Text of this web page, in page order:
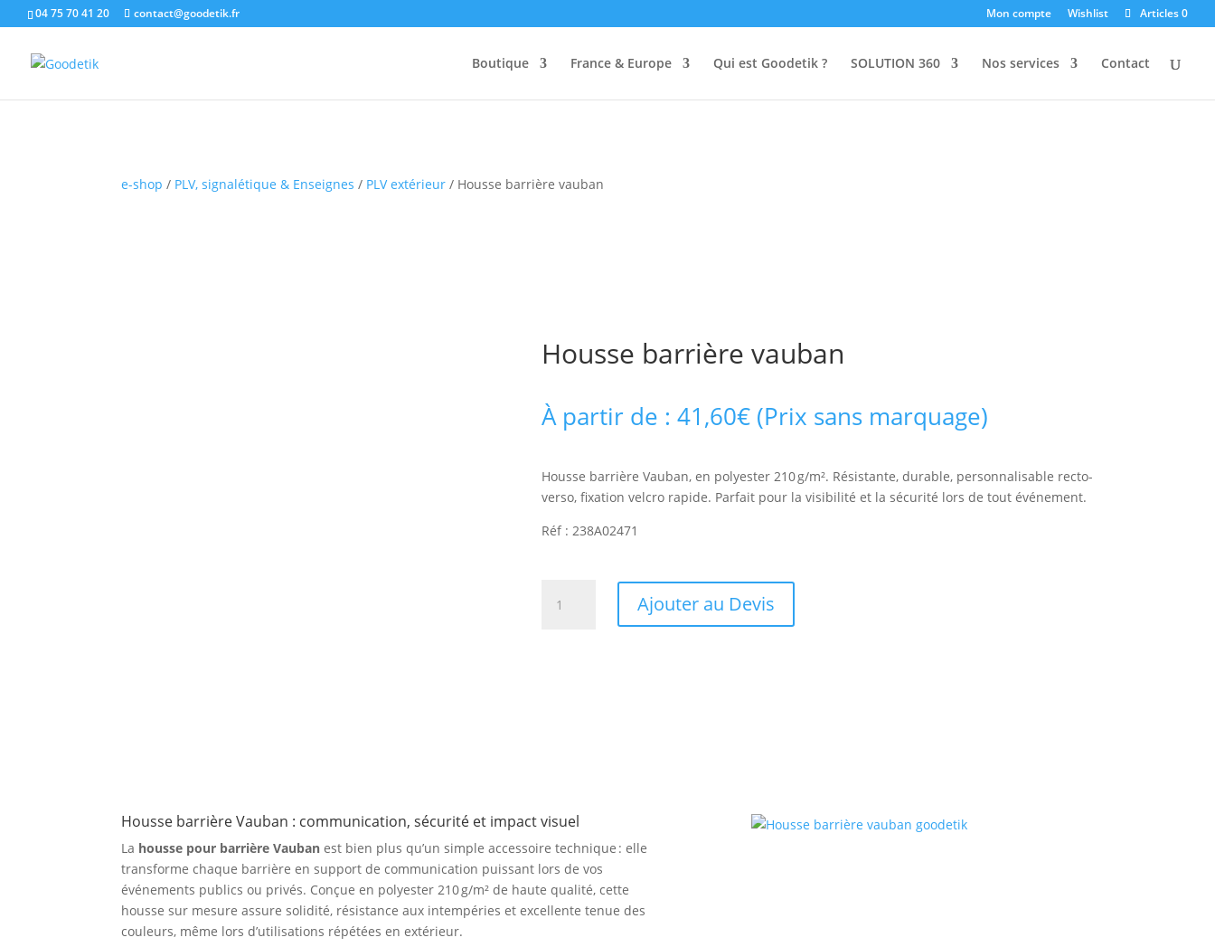
04 75 70 41 20 contact@goodetik.fr Mon compte Wishlist Articles 0
Boutique France & Europe Qui est Goodetik ? SOLUTION 360 Nos services Contact
e-shop / PLV, signalétique & Enseignes / PLV extérieur / Housse barrière vauban
Housse barrière vauban
À partir de : 41,60€(Prix sans marquage)
Housse barrière Vauban, en polyester 210 g/m². Résistante, durable, personnalisable recto-
verso, fixation velcro rapide. Parfait pour la visibilité et la sécurité lors de tout événement.
Réf : 238A02471
Ajouter au Devis
Housse barrière Vauban : communication, sécurité et impact visuel
La housse pour barrière Vauban est bien plus qu’un simple accessoire technique : elle
transforme chaque barrière en support de communication puissant lors de vos
événements publics ou privés. Conçue en polyester 210 g/m² de haute qualité, cette
housse sur mesure assure solidité, résistance aux intempéries et excellente tenue des
couleurs, même lors d’utilisations répétées en extérieur.